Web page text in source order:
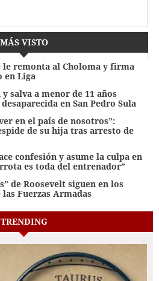
MÁS VISTO
remonta al Choloma y firma
Liga
salva a menor de 11 años
en San Pedro Sula
en el país de nosotros”:
de su hija tras arresto de
confesión y asume la culpa en
es toda del entrenador”
de Roosevelt siguen en los
Fuerzas Armadas
TRENDING